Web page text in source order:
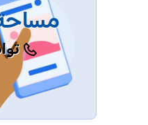
الخدمة) مع المذيع كريم
وبرنامج (السوق) لقناة اقرا
الاستاذةالاعلامية صفاء ابو
مساحة